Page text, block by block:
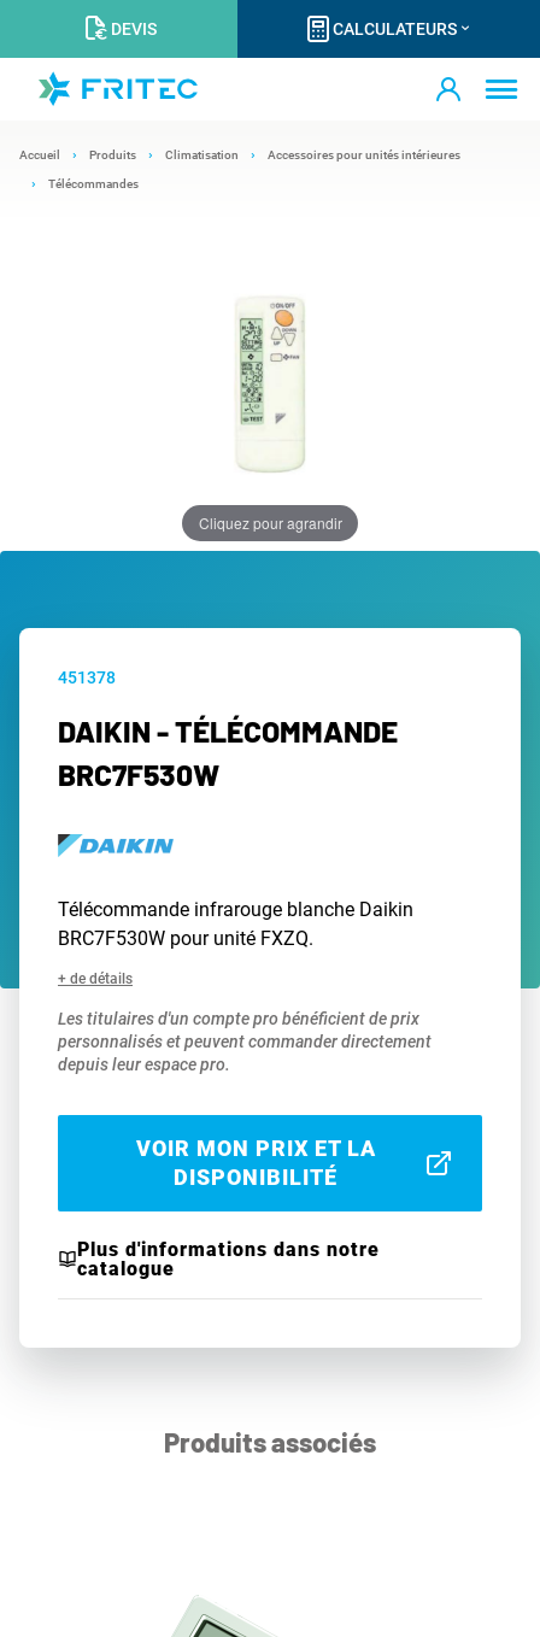
DEVIS CALCULATEURS
Accueil Produits Climatisation Accessoires pour unités intérieures
Télécommandes
Cliquez pour agrandir
451378
DAIKIN - TÉLÉCOMMANDE
BRC7F530W
Télécommande infrarouge blanche Daikin
BRC7F530W pour unité FXZQ.
+ de détails
Les titulaires d'un compte pro bénéficient de prix
personnalisés et peuvent commander directement
depuis leur espace pro.
VOIR MON PRIX ET LA
DISPONIBILITÉ
Plus d'informations dans notre
catalogue
Produits associés